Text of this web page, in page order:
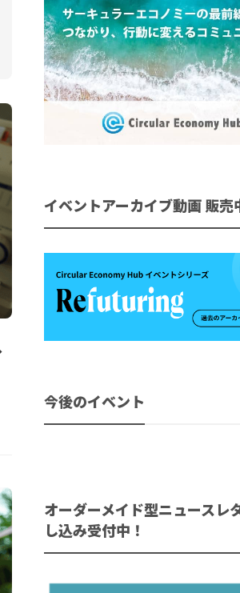
イベントアーカイブ動画 販売
今後のイベント
オーダーメイド型ニュースレ
し込み受付中！